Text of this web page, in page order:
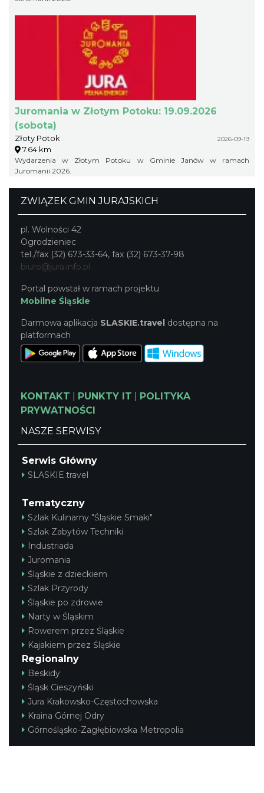
Juromania w Złotym Potoku: 19.09.2026
(sobota)
Złoty Potok 2026-09-19
7.64 km
Wydarzenia w Złotym Potoku w Gminie Janów w ramach
Juromanii 2026.
ZWIĄZEK GMIN JURAJSKICH
pl. Wolności 42
Ogrodzieniec
tel./fax (32) 673-33-64, fax (32) 673-37-98
biuro@jura.info.pl
Portal powstał w ramach projektu
Mobilne Śląskie
Darmowa aplikacja SLASKIE.travel dostępna na
platformach
KONTAKT PUNKTY IT
POLITYKA
PRYWATNOŚCI
NASZE SERWISY
Serwis Główny
SLASKIE.travel
Tematyczny
Szlak Kulinarny "Śląskie Smaki"
Szlak Zabytów Techniki
Industriada
Juromania
Śląskie z dzieckiem
Szlak Przyrody
Śląskie po zdrowie
Narty w Śląskim
Rowerem przez Śląskie
Kajakiem przez Śląskie
Regionalny
Beskidy
Śląsk Cieszyński
Jura Krakowsko-Częstochowska
Kraina Górnej Odry
Górnośląsko-Zagłębiowska Metropolia